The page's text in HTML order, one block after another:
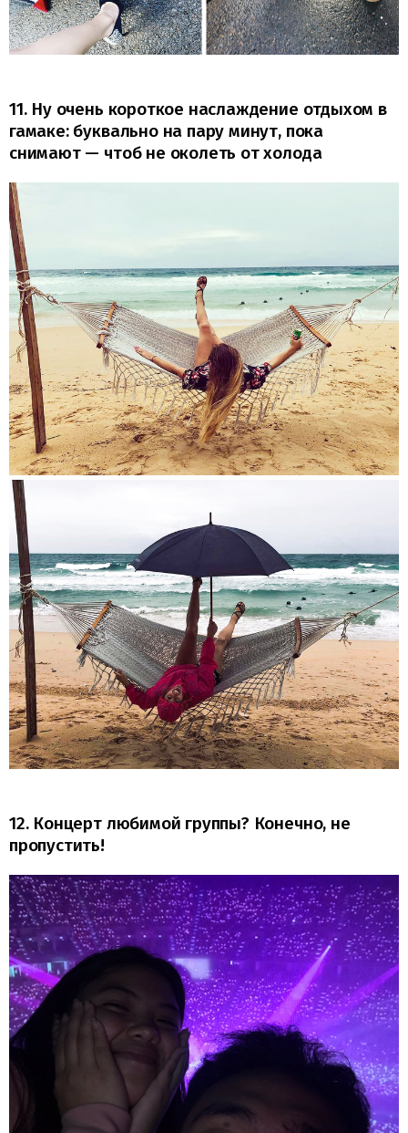
11. Ну очень короткое наслаждение отдыхом в
гамаке: буквально на пару минут, пока
снимают — чтоб не околеть от холода
12. Концерт любимой группы? Конечно, не
пропустить!